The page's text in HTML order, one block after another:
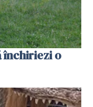
închiriezi o